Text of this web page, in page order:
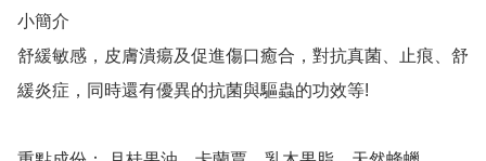
小簡介
舒緩敏感，皮膚潰瘍及促進傷口癒合，對抗真菌、止痕、舒
緩炎症，同時還有優異的抗菌與驅蟲的功效等!